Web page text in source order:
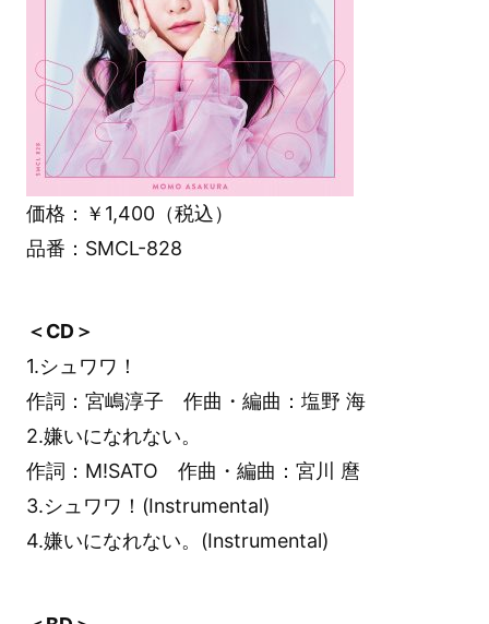
価格：￥1,400（税込）
品番：SMCL-828
＜CD＞
1.シュワワ！
作詞：宮嶋淳子 作曲・編曲：塩野 海
2.嫌いになれない。
作詞：M!SATO 作曲・編曲：宮川 麿
3.シュワワ！(Instrumental)
4.嫌いになれない。(Instrumental)